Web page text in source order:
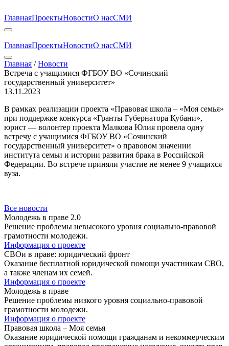
ГлавнаяПроектыНовостиО насСМИ
ГлавнаяПроектыНовостиО насСМИ
Главная /Новости
Встреча с учащимися ФГБОУ ВО «Сочинский
государственный университет»
13.11.2023
В рамках реализации проекта «Правовая школа – «Моя семья»
при поддержке конкурса «Гранты Губернатора Кубани»,
юрист — волонтер проекта Малкова Юлия провела одну
встречу с учащимися ФГБОУ ВО «Сочинский
государственный университет» о правовом значении
института семьи и истории развития брака в Российской
Федерации. Во встрече приняли участие не менее 9 учащихся
вуза.
Все новости
Молодежь в праве 2.0
Решение проблемы невысокого уровня социально-правовой
грамотности молодежи.
Информация о проекте
СВОи в праве: юридический фронт
Оказание бесплатной юридической помощи участникам СВО,
а также членам их семей.
Информация о проекте
Молодежь в праве
Решение проблемы низкого уровня социально-правовой
грамотности молодежи.
Информация о проекте
Правовая школа – Моя семья
Оказание юридической помощи гражданам и некоммерческим